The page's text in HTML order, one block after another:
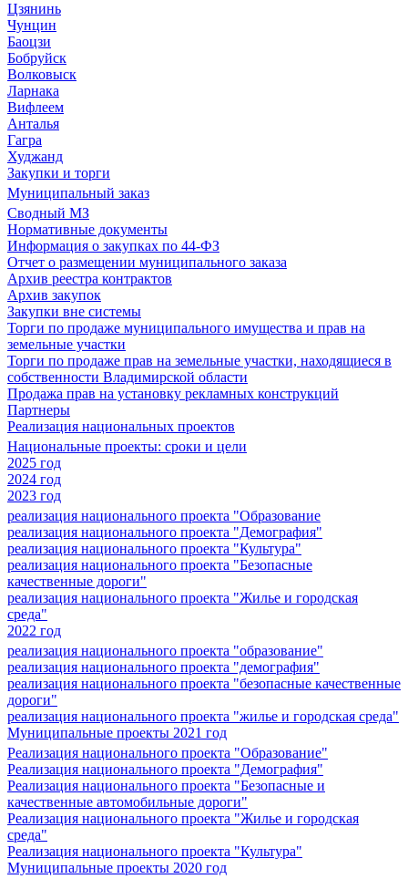
Цзянинь
Чунцин
Баоцзи
Бобруйск
Волковыск
Ларнака
Вифлеем
Анталья
Гагра
Худжанд
Закупки и торги
Муниципальный заказ
Сводный МЗ
Нормативные документы
Информация о закупках по 44-ФЗ
Отчет о размещении муниципального заказа
Архив реестра контрактов
Архив закупок
Закупки вне системы
Торги по продаже муниципального имущества и прав на
земельные участки
Торги по продаже прав на земельные участки, находящиеся в
собственности Владимирской области
Продажа прав на установку рекламных конструкций
Партнеры
Реализация национальных проектов
Национальные проекты: сроки и цели
2025 год
2024 год
2023 год
реализация национального проекта "Образование
реализация национального проекта "Демография"
реализация национального проекта "Культура"
реализация национального проекта "Безопасные
качественные дороги"
реализация национального проекта "Жилье и городская
среда"
2022 год
реализация национального проекта "образование"
реализация национального проекта "демография"
реализация национального проекта "безопасные качественные
дороги"
реализация национального проекта "жилье и городская среда"
Муниципальные проекты 2021 год
Реализация национального проекта "Образование"
Реализация национального проекта "Демография"
Реализация национального проекта "Безопасные и
качественные автомобильные дороги"
Реализация национального проекта "Жилье и городская
среда"
Реализация национального проекта "Культура"
Муниципальные проекты 2020 год